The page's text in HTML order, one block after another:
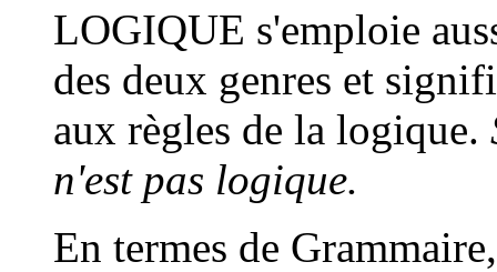
LOGIQUE s'emploie
des deux genres et
aux règles de la logique.
n'est pas logique.
En termes de